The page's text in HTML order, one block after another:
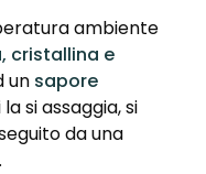
ambiente
cristallina e
un sapore
si assaggia, si
da una